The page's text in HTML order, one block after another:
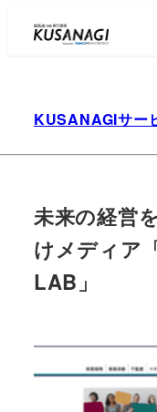
Skip
KUSANAGIサー
未来の経営
けメディア
LAB」